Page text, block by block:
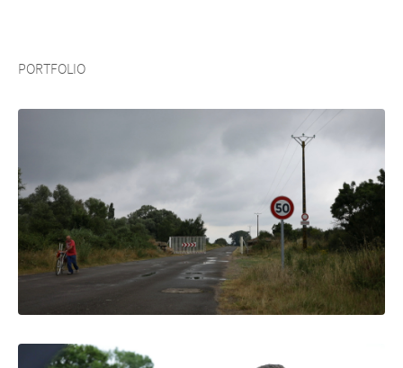
PORTFOLIO